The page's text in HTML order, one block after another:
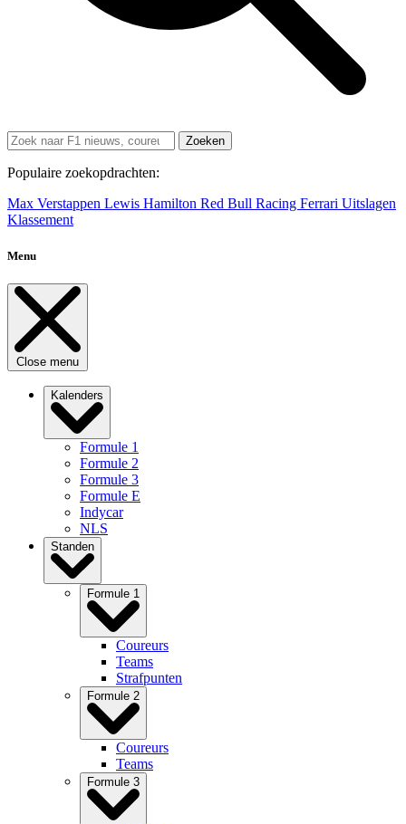
Zoeken
Populaire zoekopdrachten:
Max Verstappen Lewis Hamilton Red Bull Racing Ferrari Uitslagen
Klassement
Menu
Close menu
Kalenders
Formule 1
Formule 2
Formule 3
Formule E
Indycar
NLS
Standen
Formule 1
Coureurs
Teams
Strafpunten
Formule 2
Coureurs
Teams
Formule 3